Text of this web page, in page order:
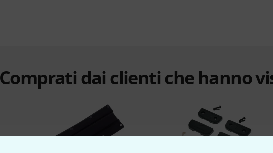
Comprati dai clienti che hanno